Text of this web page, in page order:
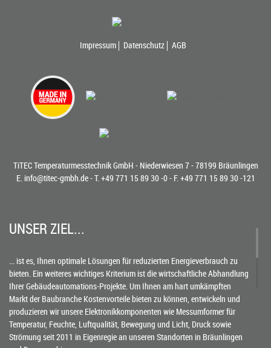
Impressum Datenschutz AGB
TiTEC Temperaturmesstechnik GmbH - Niederwiesen 7 - 78199 Bräunlingen
E. info@titec-gmbh.de- T. +49 771 15 89 30 -0- F. +49 771 15 89 30 -121
UNSER ZIEL...
... ist es, Ihnen optimale Lösungen für reduzierten Energieverbrauch zu
bieten. Ein weiteres wichtiges Kriterium ist die wirtschaftliche Abhandlung
Ihrer Gebäudeautomations-Projekte. Um Ihnen am hart umkämpften
Markt der Baubranche Kostenvorteile bieten zu können, entwickeln und
produzieren wir unsere Elektronikkomponenten wie Messumformer für
Temperatur, Feuchte, Luftqualität, Bewegung und Licht, Druck sowie
Strömung seit 2011 in Eigenregie an unseren Standorten in Bräunlingen